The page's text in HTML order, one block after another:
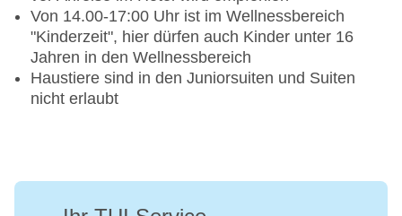
Von 14.00-17:00 Uhr ist im Wellnessbereich
"Kinderzeit", hier dürfen auch Kinder unter 16
Jahren in den Wellnessbereich
Haustiere sind in den Juniorsuiten und Suiten
nicht erlaubt